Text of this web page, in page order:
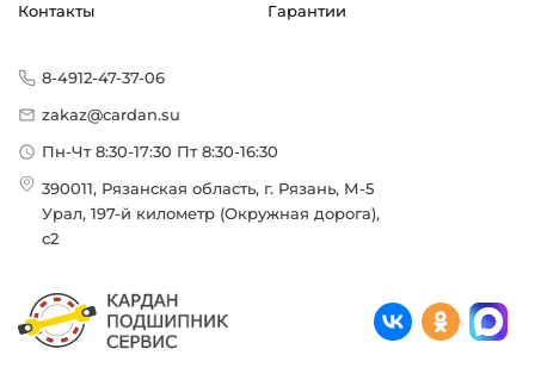
Контакты
Гарантии
8-4912-47-37-06
zakaz@cardan.su
Пн-Чт 8:30-17:30 Пт 8:30-16:30
390011, Рязанская область, г. Рязань, М-5
Урал, 197-й километр (Окружная дорога),
с2